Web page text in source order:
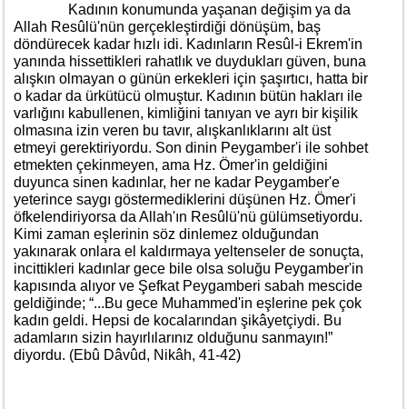
Kadının konumunda yaşanan değişim ya da
Allah Resûlü'nün gerçekleştirdiği dönüşüm, baş
döndürecek kadar hızlı idi. Kadınların Resûl-i Ekrem'in
yanında hissettikleri rahatlık ve duydukları güven, buna
alışkın olmayan o günün erkekleri için şaşırtıcı, hatta bir
o kadar da ürkütücü olmuştur. Kadının bütün hakları ile
varlığını kabullenen, kimliğini tanıyan ve ayrı bir kişilik
olmasına izin veren bu tavır, alışkanlıklarını alt üst
etmeyi gerektiriyordu. Son dinin Peygamber'i ile sohbet
etmekten çekinmeyen, ama Hz. Ömer'in geldiğini
duyunca sinen kadınlar, her ne kadar Peygamber'e
yeterince saygı göstermediklerini düşünen Hz. Ömer'i
öfkelendiriyorsa da Allah'ın Resûlü'nü gülümsetiyordu.
Kimi zaman eşlerinin söz dinlemez olduğundan
yakınarak onlara el kaldırmaya yeltenseler de sonuçta,
incittikleri kadınlar gece bile olsa soluğu Peygamber'in
kapısında alıyor ve Şefkat Peygamberi sabah mescide
geldiğinde; “...Bu gece Muhammed'in eşlerine pek çok
kadın geldi. Hepsi de kocalarından şikâyetçiydi. Bu
adamların sizin hayırlılarınız olduğunu sanmayın!”
diyordu. (Ebû Dâvûd, Nikâh, 41-42)